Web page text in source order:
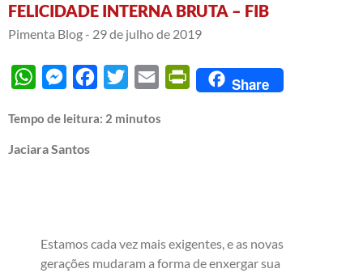
FELICIDADE INTERNA BRUTA – FIB
Pimenta Blog - 29 de julho de 2019
WhatsAppMessengerFacebook
Twitter Email PrintFriendly
Share
Tempo de leitura: 2 minutos
Jaciara Santos
Estamos cada vez mais exigentes, e as novas
gerações mudaram a forma de enxergar sua